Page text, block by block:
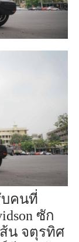
คนที่
ซัก
น จตุรทิศ